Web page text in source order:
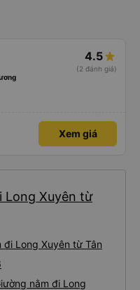
4.5
(2 đánh giá)
Xem giá
Long Xuyên từ
đi Long Xuyên từ Tân
nằm đi Long